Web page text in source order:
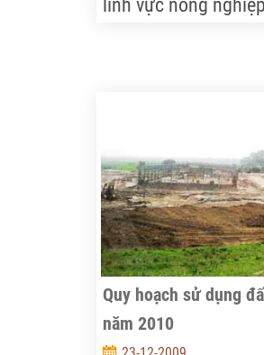
lĩnh vực nông
Quy hoạch sử dụng
năm 2010